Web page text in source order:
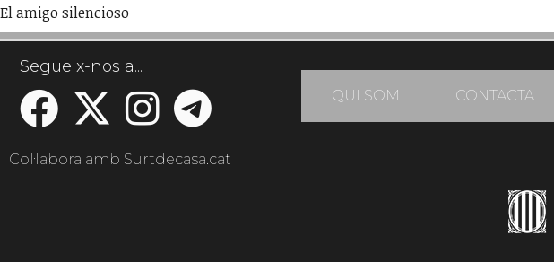
El amigo silencioso
Segueix-nos a...
QUI SOM CONTACTA
Col·labora amb Surtdecasa.cat